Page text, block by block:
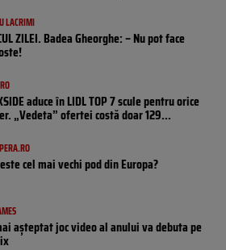
LACRIMI
ZILEI. Badea Gheorghe: – Nu pot face
aduce în LIDL TOP 7 scule pentru orice
„Vedeta” ofertei costă doar 129...
cel mai vechi pod din Europa?
așteptat joc video al anului va debuta pe